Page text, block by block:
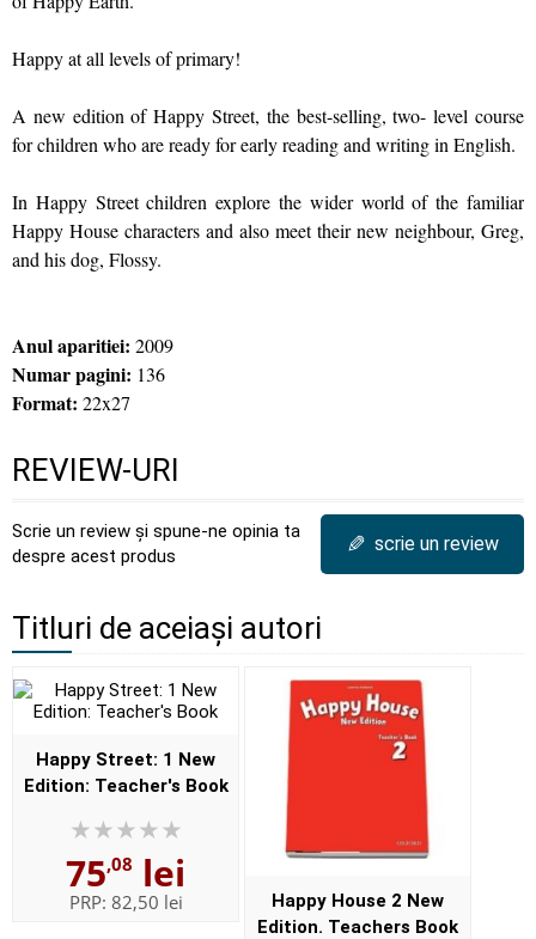
Happy at all levels of primary!
A new edition of Happy Street, the best-selling, two- level course
for children who are ready for early reading and writing in English.
In Happy Street children explore the wider world of the familiar
Happy House characters and also meet their new neighbour, Greg,
and his dog, Flossy.
Anul aparitiei: 2009
Numar pagini: 136
Format: 22x27
REVIEW-URI
Scrie un review și spune-ne opinia ta
despre acest produs
✎ scrie un review
Titluri de aceiași autori
Happy Street: 1 New
Edition: Teacher's Book
75,08 lei
PRP: 82,50 lei
Happy House 2 New
Edition. Teachers Book